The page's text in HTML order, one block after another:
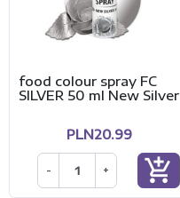
food colour spray FC
SILVER 50 ml New Silver
PLN20.99
- + add_shopping_cart